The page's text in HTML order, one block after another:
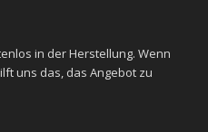
in der Herstellung. Wenn
uns das, das Angebot zu